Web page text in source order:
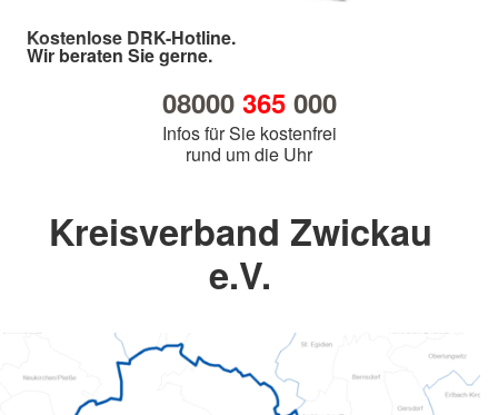
Kostenlose DRK-Hotline.
Wir beraten Sie gerne.
08000 365000
Infos für Sie kostenfrei
rund um die Uhr
Kreisverband Zwickau
e.V.